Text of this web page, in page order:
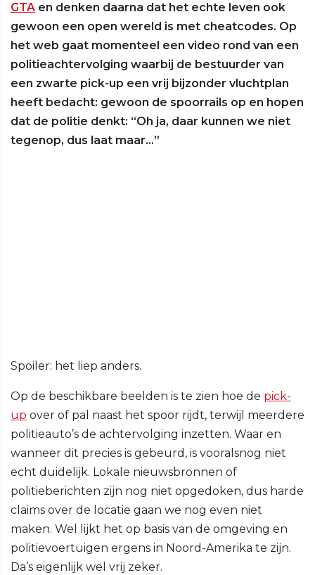
GTA en denken daarna dat het echte leven ook
gewoon een open wereld is met cheatcodes. Op
het web gaat momenteel een video rond van een
politieachtervolging waarbij de bestuurder van
een zwarte pick-up een vrij bijzonder vluchtplan
heeft bedacht: gewoon de spoorrails op en hopen
dat de politie denkt: “Oh ja, daar kunnen we niet
tegenop, dus laat maar…”
Spoiler: het liep anders.
Op de beschikbare beelden is te zien hoe de pick-
up over of pal naast het spoor rijdt, terwijl meerdere
politieauto’s de achtervolging inzetten. Waar en
wanneer dit precies is gebeurd, is vooralsnog niet
echt duidelijk. Lokale nieuwsbronnen of
politieberichten zijn nog niet opgedoken, dus harde
claims over de locatie gaan we nog even niet
maken. Wel lijkt het op basis van de omgeving en
politievoertuigen ergens in Noord-Amerika te zijn.
Da’s eigenlijk wel vrij zeker.